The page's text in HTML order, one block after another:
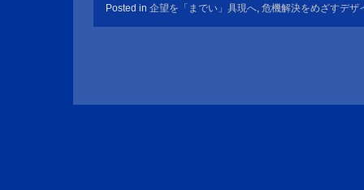
Posted in 企望を「までい」具現へ, 危機解決をめざすデザ